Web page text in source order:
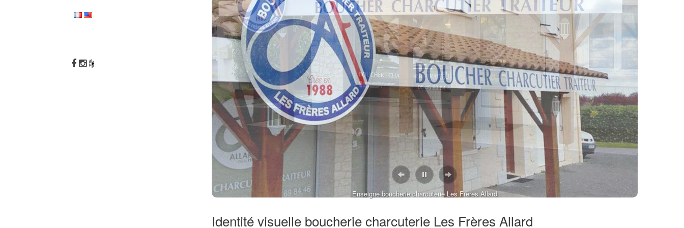
NOV 13, 2023
10 ANS DE DESIGN
OCT 12, 2023
DEUZEFF A SOUFFLÉ SA PREMIÈRE
BOUGIE !
Enseigne boucherie charcuterie Les Frères Allard
Identité visuelle boucherie charcuterie Les Frères Allard